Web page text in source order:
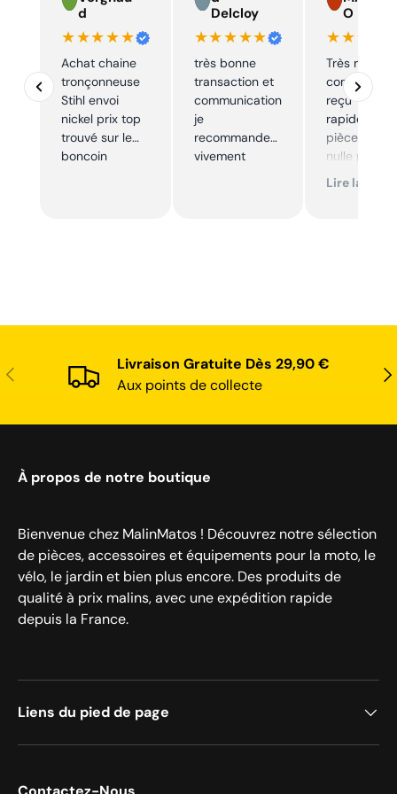
d
★★★★★
Achat chaine
tronçonneuse
Stihl envoi
nickel prix top
trouvé sur le
boncoin
Delcloy
★★★★★
très bonne
transaction et
communication
je
recommande
vivement
O
Très réactif,
commande
reçu
rapidement,
pièce
nulle part
ailleurs et
Lire la suite
Précédent
Livraison Gratuite Dès 29,90 €
Aux points de collecte
À propos de notre boutique
Bienvenue chez MalinMatos ! Découvrez notre sélection
de pièces, accessoires et équipements pour la moto, le
vélo, le jardin et bien plus encore. Des produits de
qualité à prix malins, avec une expédition rapide
depuis la France.
Liens du pied de page